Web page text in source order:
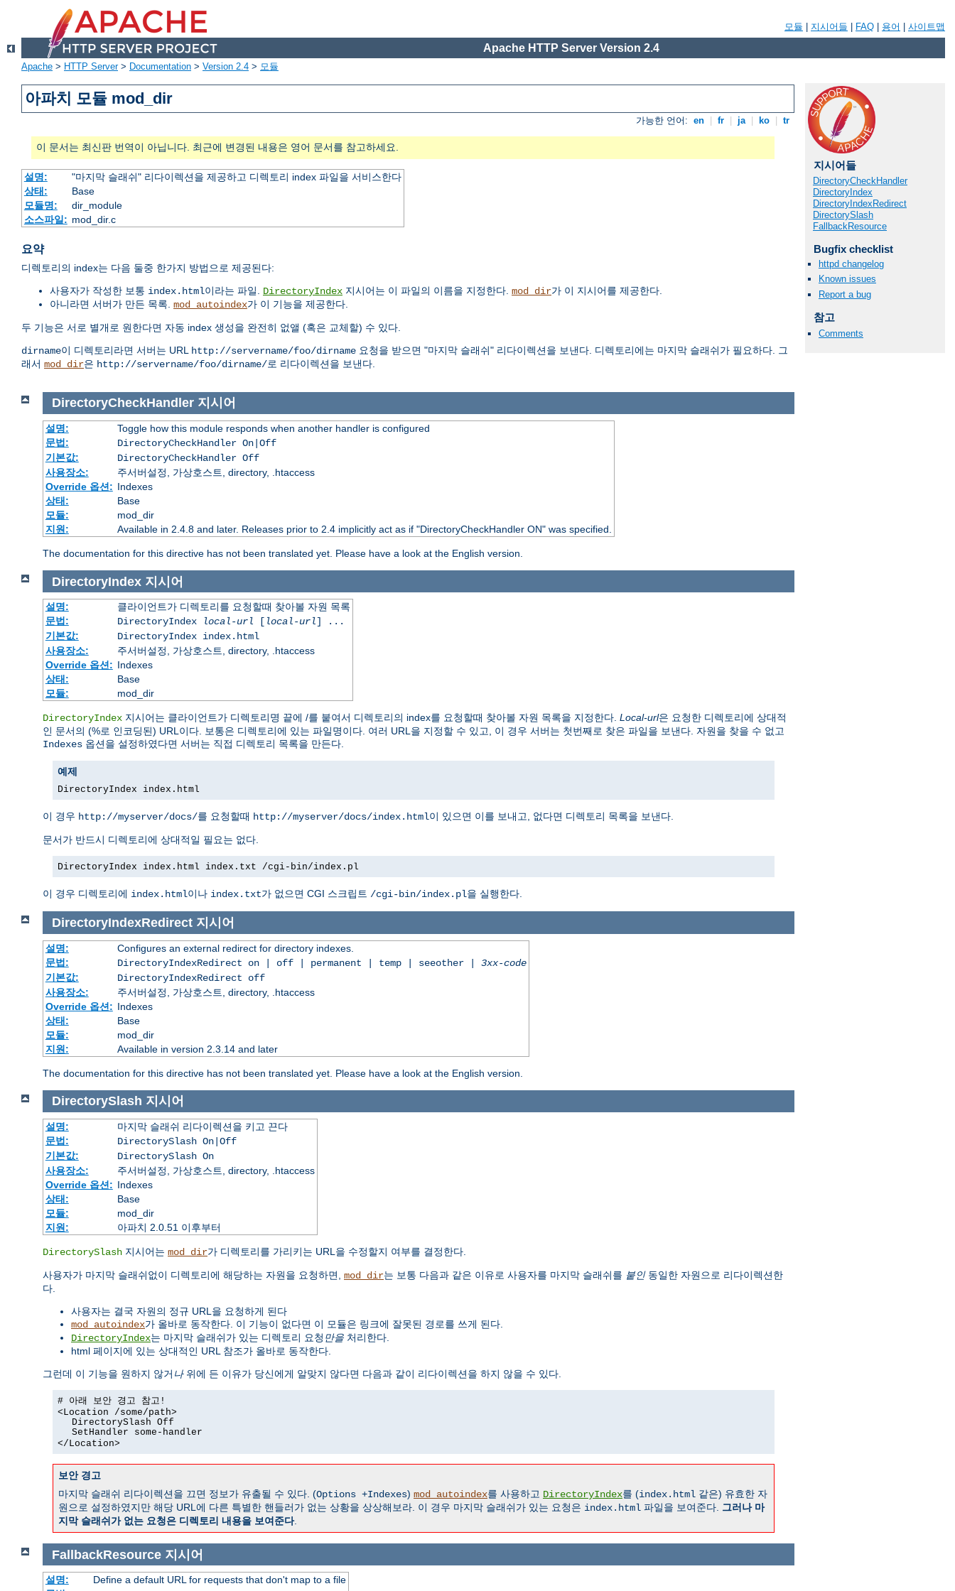
모듈 지시어들 FAQ 용어 사이트맵
Apache HTTP Server Version 2.4
Apache > HTTP Server> Documentation > Version 2.4 > 모듈
아파치 모듈 mod_dir
가능한 언어: en fr ja ko tr
이 문서는 최신판 번역이 아닙니다. 최근에 변경된 내용은 영어 문서를 참고하세요.
설명:
"마지막 슬래쉬" 리다이렉션을 제공하고 디렉토리 index 파일을 서비스한다
상태:
Base
모듈명:
dir_module
소스파일: mod_dir.c
요약
디렉토리의 index는 다음 둘중 한가지 방법으로 제공된다:
사용자가 작성한 보통 index.html이라는 파일. DirectoryIndex 지시어는 이 파일의 이름을 지정한다. mod_dir가 이 지시어를 제공한다.
아니라면 서버가 만든 목록. mod_autoindex가 이 기능을 제공한다.
두 기능은 서로 별개로 원한다면 자동 index 생성을 완전히 없앨 (혹은 교체할) 수 있다.
dirname이 디렉토리라면 서버는 URL http://servername/foo/dirname 요청을 받으면 "마지막 슬래쉬" 리다이렉션을 보낸다. 디렉토리에는 마지막 슬래쉬가 필요하다. 그
래서 mod_dir은 http://servername/foo/dirname/로 리다이렉션을 보낸다.
지시어들
DirectoryCheckHandler
DirectoryIndex
DirectoryIndexRedirect
DirectorySlash
FallbackResource
Bugfix checklist
httpd changelog
Known issues
Report a bug
참고
Comments
DirectoryCheckHandler 지시어
설명:
Toggle how this module responds when another handler is configured
문법:
DirectoryCheckHandler On|Off
기본값:
DirectoryCheckHandler Off
사용장소:
주서버설정, 가상호스트, directory, .htaccess
Override 옵션: Indexes
상태:
Base
모듈:
mod_dir
지원:
Available in 2.4.8 and later. Releases prior to 2.4 implicitly act as if "DirectoryCheckHandler ON" was specified.
The documentation for this directive has not been translated yet. Please have a look at the English version.
DirectoryIndex 지시어
설명:
클라이언트가 디렉토리를 요청할때 찾아볼 자원 목록
문법:
DirectoryIndex local-url [ local-url] ...
기본값:
DirectoryIndex index.html
사용장소:
주서버설정, 가상호스트, directory, .htaccess
Override 옵션: Indexes
상태:
Base
모듈:
mod_dir
DirectoryIndex 지시어는 클라이언트가 디렉토리명 끝에 /를 붙여서 디렉토리의 index를 요청할때 찾아볼 자원 목록을 지정한다. Local-url은 요청한 디렉토리에 상대적
인 문서의 (%로 인코딩된) URL이다. 보통은 디렉토리에 있는 파일명이다. 여러 URL을 지정할 수 있고, 이 경우 서버는 첫번째로 찾은 파일을 보낸다. 자원을 찾을 수 없고
Indexes 옵션을 설정하였다면 서버는 직접 디렉토리 목록을 만든다.
예제
DirectoryIndex index.html
이 경우 http://myserver/docs/를 요청할때 http://myserver/docs/index.html이 있으면 이를 보내고, 없다면 디렉토리 목록을 보낸다.
문서가 반드시 디렉토리에 상대적일 필요는 없다.
DirectoryIndex index.html index.txt /cgi-bin/index.pl
이 경우 디렉토리에 index.html이나 index.txt가 없으면 CGI 스크립트 /cgi-bin/index.pl을 실행한다.
DirectoryIndexRedirect 지시어
설명:
Configures an external redirect for directory indexes.
문법:
DirectoryIndexRedirect on | off | permanent | temp | seeother | 3xx-code
기본값:
DirectoryIndexRedirect off
사용장소:
주서버설정, 가상호스트, directory, .htaccess
Override 옵션: Indexes
상태:
Base
모듈:
mod_dir
지원:
Available in version 2.3.14 and later
The documentation for this directive has not been translated yet. Please have a look at the English version.
DirectorySlash 지시어
설명:
마지막 슬래쉬 리다이렉션을 키고 끈다
문법:
DirectorySlash On|Off
기본값:
DirectorySlash On
사용장소:
주서버설정, 가상호스트, directory, .htaccess
Override 옵션: Indexes
상태:
Base
모듈:
mod_dir
지원:
아파치 2.0.51 이후부터
DirectorySlash 지시어는 mod_dir가 디렉토리를 가리키는 URL을 수정할지 여부를 결정한다.
사용자가 마지막 슬래쉬없이 디렉토리에 해당하는 자원을 요청하면, mod_dir는 보통 다음과 같은 이유로 사용자를 마지막 슬래쉬를 붙인동일한 자원으로 리다이렉션한
다.
사용자는 결국 자원의 정규 URL을 요청하게 된다
mod_autoindex가 올바로 동작한다. 이 기능이 없다면 이 모듈은 링크에 잘못된 경로를 쓰게 된다.
DirectoryIndex는 마지막 슬래쉬가 있는 디렉토리 요청 만을 처리한다.
html 페이지에 있는 상대적인 URL 참조가 올바로 동작한다.
그런데 이 기능을 원하지 않거 나위에 든 이유가 당신에게 알맞지 않다면 다음과 같이 리다이렉션을 하지 않을 수 있다.
# 아래 보안 경고 참고!
<Location /some/path>
DirectorySlash Off
SetHandler some-handler
</Location>
보안 경고
마지막 슬래쉬 리다이렉션을 끄면 정보가 유출될 수 있다. (Options +Indexes) mod_autoindex를 사용하고 DirectoryIndex를 (index.html 같은) 유효한 자
원으로 설정하였지만 해당 URL에 다른 특별한 핸들러가 없는 상황을 상상해보라. 이 경우 마지막 슬래쉬가 있는 요청은 index.html 파일을 보여준다. 그러나 마
지막 슬래쉬가 없는 요청은 디렉토리 내용을 보여준다.
FallbackResource 지시어
설명:
Define a default URL for requests that don't map to a file